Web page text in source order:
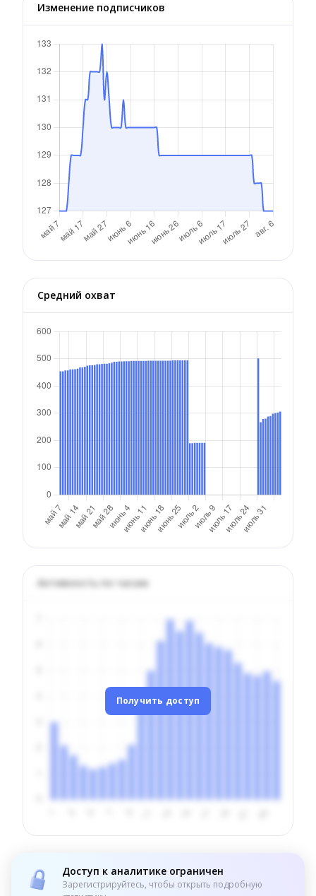
Изменение подписчиков
Средний охват
Активность по часам
Получить доступ
Доступ к аналитике ограничен
Зарегистрируйтесь, чтобы открыть подробную